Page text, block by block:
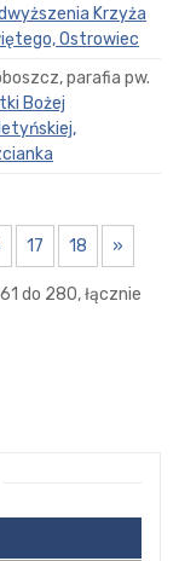
Krzyża
Ostrowiec
parafia pw.
Bożej
17 18 »
do 280, łącznie